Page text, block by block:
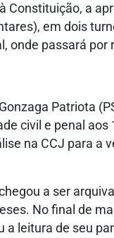
Constituição, a
em dois
onde passará por
Patriota
civil e penal aos
na CCJ para a
a ser
No final de
a leitura de seu